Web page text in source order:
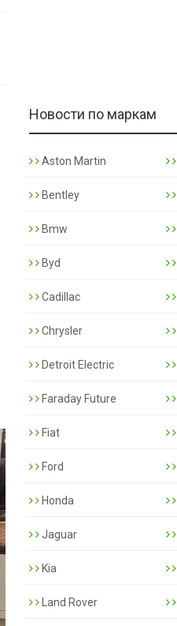
Новости по маркам
Aston Martin
Bentley
Bmw
Byd
Cadillac
Chrysler
Detroit Electric
Faraday Future
Fiat
Ford
Honda
Jaguar
Kia
Land Rover